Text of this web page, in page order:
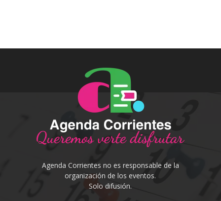
Agenda Corrientes no es responsable de la
organización de los eventos.
Solo difusión.